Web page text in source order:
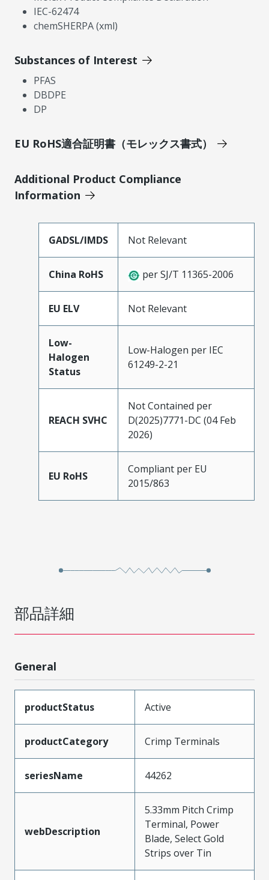
IEC-62474
chemSHERPA (xml)
Substances of Interest
PFAS
DBDPE
DP
EU RoHS適合証明書（モレックス書式）
Additional Product Compliance
Information
GADSL/IMDS Not Relevant
China RoHS per SJ/T 11365-2006
EU ELV Not Relevant
Low-
Halogen
Status
Low-Halogen per IEC
61249-2-21
REACH SVHC
Not Contained per
D(2025)7771-DC (04 Feb
2026)
EU RoHS
Compliant per EU
2015/863
部品詳細
General
productStatus Active
productCategory Crimp Terminals
seriesName 44262
webDescription
5.33mm Pitch Crimp
Terminal, Power
Blade, Select Gold
Strips over Tin